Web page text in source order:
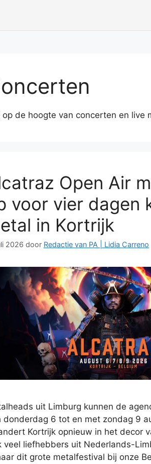
op de hoogte van concerten en live
Open Air
voor vier dagen
in Kortrijk
2026 door Redactie van PA | Lidia Carreno
uit Limburg kunnen de
donderdag 6 tot en met zondag 9
Kortrijk opnieuw in het decor
veel liefhebbers uit Nederlands-
dit grote metalfestival bij onze